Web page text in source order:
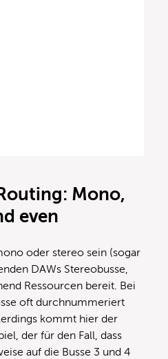
Mono,
even
oder stereo sein (sogar
DAWs Stereobusse,
Ressourcen bereit. Bei
oft durchnummeriert
kommt hier der
der für den Fall, dass
auf die Busse 3 und 4